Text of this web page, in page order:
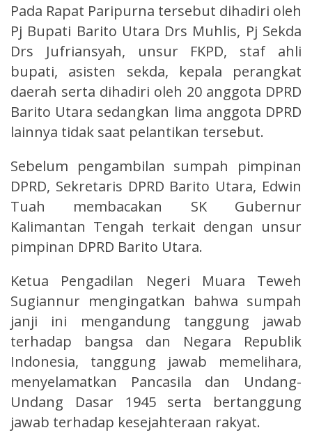
Pada Rapat Paripurna tersebut dihadiri oleh
Pj Bupati Barito Utara Drs Muhlis, Pj Sekda
Drs Jufriansyah, unsur FKPD, staf ahli
bupati, asisten sekda, kepala perangkat
daerah serta dihadiri oleh 20 anggota DPRD
Barito Utara sedangkan lima anggota DPRD
lainnya tidak saat pelantikan tersebut.
Sebelum pengambilan sumpah pimpinan
DPRD, Sekretaris DPRD Barito Utara, Edwin
Tuah membacakan SK Gubernur
Kalimantan Tengah terkait dengan unsur
pimpinan DPRD Barito Utara.
Ketua Pengadilan Negeri Muara Teweh
Sugiannur mengingatkan bahwa sumpah
janji ini mengandung tanggung jawab
terhadap bangsa dan Negara Republik
Indonesia, tanggung jawab memelihara,
menyelamatkan Pancasila dan Undang-
Undang Dasar 1945 serta bertanggung
jawab terhadap kesejahteraan rakyat.